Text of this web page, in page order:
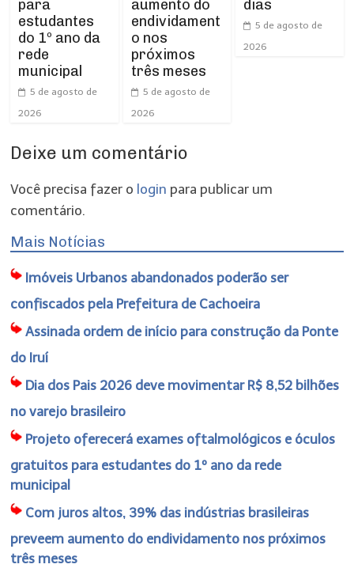
para
estudantes
do 1º ano da
rede
municipal
5 de agosto de
2026
aumento do
endividament
o nos
próximos
três meses
5 de agosto de
2026
dias
5 de agosto de
2026
Deixe um comentário
Você precisa fazer o login para publicar um
comentário.
Mais Notícias
Imóveis Urbanos abandonados poderão ser
confiscados pela Prefeitura de Cachoeira
Assinada ordem de início para construção da Ponte
do Iruí
Dia dos Pais 2026 deve movimentar R$ 8,52 bilhões
no varejo brasileiro
Projeto oferecerá exames oftalmológicos e óculos
gratuitos para estudantes do 1º ano da rede
municipal
Com juros altos, 39% das indústrias brasileiras
preveem aumento do endividamento nos próximos
três meses